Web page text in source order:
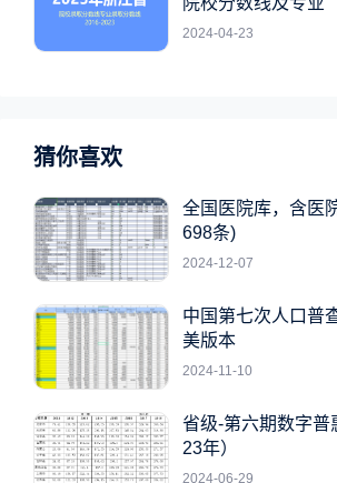
2024-04-23
猜你喜欢
全国医院库，含医
698条)
2024-12-07
中国第七次人口普
美版本
2024-11-10
省级-第六期数字
23年）
2024-06-29